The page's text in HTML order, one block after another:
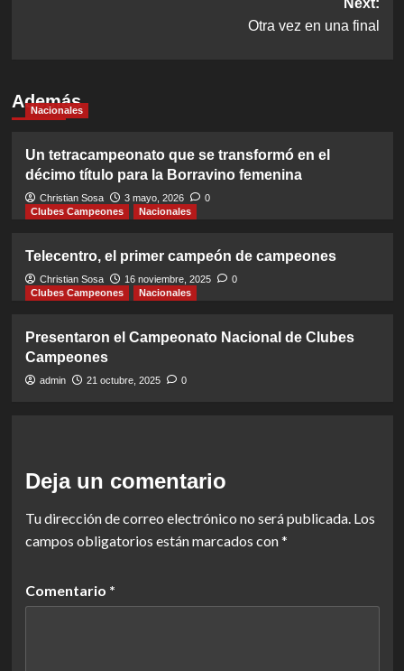
Next:
Otra vez en una final
Además
Nacionales
Un tetracampeonato que se transformó en el
décimo título para la Borravino femenina
Christian Sosa 3 mayo, 2026
0
Clubes Campeones
Nacionales
Telecentro, el primer campeón de campeones
Christian Sosa 16 noviembre, 2025
0
Clubes Campeones
Nacionales
Presentaron el Campeonato Nacional de Clubes
Campeones
admin 21 octubre, 2025 0
Deja un comentario
Tu dirección de correo electrónico no será publicada. Los
campos obligatorios están marcados con*
Comentario *